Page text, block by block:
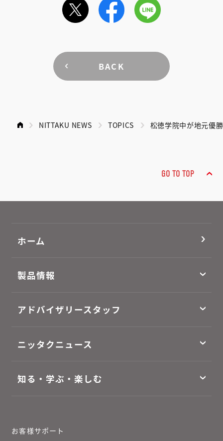
BACK
NITTAKU NEWS TOPICS 松徳学院中が地元優
GO TO TOP
ホーム
製品情報
アドバイザリースタッフ
ニッタクニュース
知る・学ぶ・楽しむ
お客様サポート